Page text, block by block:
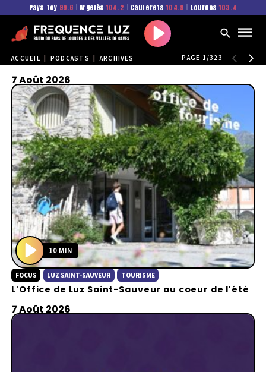
Pays Toy 99.6 Argelès 104.2 Cauterets 104.9 Lourdes 103.4
Play
ACCUEIL PODCASTS ARCHIVES PAGE 1/323
7 Août 2026
P
l
a
y
10 MIN
FOCUS LUZ SAINT-SAUVEUR TOURISME
L'Office de Luz Saint-Sauveur au coeur de l'été
7 Août 2026